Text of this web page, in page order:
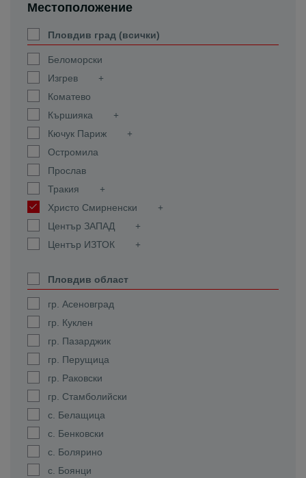
Местоположение
Пловдив град (всички)
Беломорски
Изгрев
Коматево
Кършияка
Кючук Париж
Остромила
Прослав
Тракия
Христо Смирненски
Център ЗАПАД
Център ИЗТОК
Пловдив област
гр. Асеновград
гр. Куклен
гр. Пазарджик
гр. Перущица
гр. Раковски
гр. Стамболийски
с. Белащица
с. Бенковски
с. Болярино
с. Боянци